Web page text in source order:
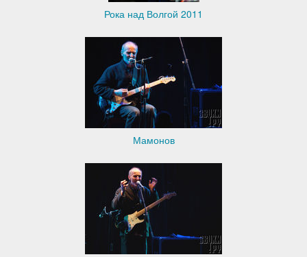
Рока над Волгой 2011
Мамонов